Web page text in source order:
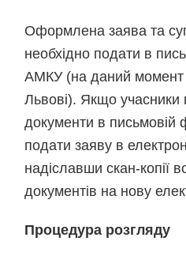
Оформлена заява та
необхідно подати в
АМКУ (на даний момент
Львові). Якщо учасники
документи в письмовій
подати заяву в
надіславши скан-копії
документів на нову
Процедура розгляду